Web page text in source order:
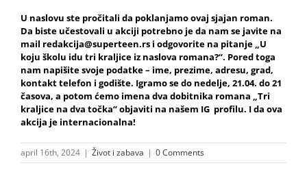
U naslovu ste pročitali da poklanjamo ovaj sjajan roman.
Da biste učestovali u akciji potrebno je da nam se javite na
mail redakcija@superteen.rs i odgovorite na pitanje „U
koju školu idu tri kraljice iz naslova romana?“. Pored toga
nam napišite svoje podatke – ime, prezime, adresu, grad,
kontakt telefon i godište. Igramo se do nedelje, 21.04. do 21
časova, a potom ćemo imena dva dobitnika romana „Tri
kraljice na dva točka“ objaviti na našem IG profilu. I da ova
akcija je internacionalna!
april 16th, 2024 | Život i zabava | 0 Comments